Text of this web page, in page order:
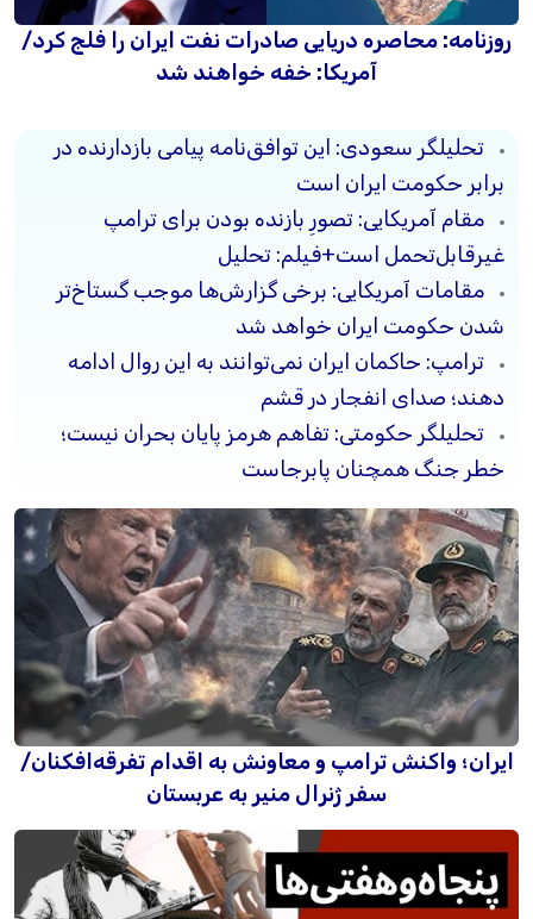
روزنامه: محاصره دریایی صادرات نفت ایران را فلج کرد/
آمریکا: خفه خواهند شد
تحلیلگر سعودی: این توافق‌نامه پیامی بازدارنده در
برابر حکومت ایران است
مقام آمریکایی: تصورِ بازنده بودن برای ترامپ
غیرقابل‌تحمل است+فیلم: تحلیل
مقامات آمریکایی: برخی گزارش‌ها موجب گستاخ‌تر
شدن حکومت ایران خواهد شد
ترامپ: حاکمان ایران نمی‌توانند به این روال ادامه
دهند؛ صدای انفجار در قشم
تحلیلگر حکومتی: تفاهم هرمز پایان بحران نیست؛
خطر جنگ همچنان پابرجاست
ایران؛ واکنش ترامپ و معاونش به اقدام تفرقه‌افکنان/
سفر ژنرال منیر به عربستان